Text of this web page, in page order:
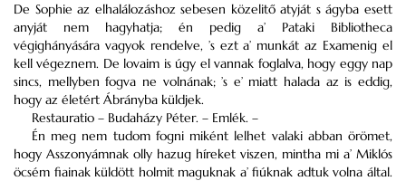
De Sophie az elhalálozáshoz sebesen közelitő atyját s ágyba esett
anyját nem hagyhatja; én pedig a’ Pataki Bibliotheca
végighányására vagyok rendelve, ’s ezt a’ munkát az Examenig el
kell végeznem. De lovaim is úgy el vannak foglalva, hogy eggy nap
sincs, mellyben fogva ne volnának; ’s e’ miatt halada az is eddig,
hogy az életért Ábrányba küldjek.
Restauratio – Budaházy Péter. – Emlék. –
Én meg nem tudom fogni miként lelhet valaki abban örömet,
hogy Asszonyámnak olly hazug híreket viszen, mintha mi a’ Miklós
öcsém fiainak küldött holmit maguknak a’ fiúknak adtuk volna által.